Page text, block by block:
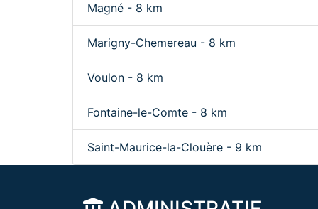
Magné - 8 km
Marigny-Chemereau - 8 km
Voulon - 8 km
Fontaine-le-Comte - 8 km
Saint-Maurice-la-Clouère - 9 km